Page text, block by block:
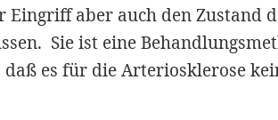
aber auch den Zustand
Sie ist eine
es für die Arteriosklerose